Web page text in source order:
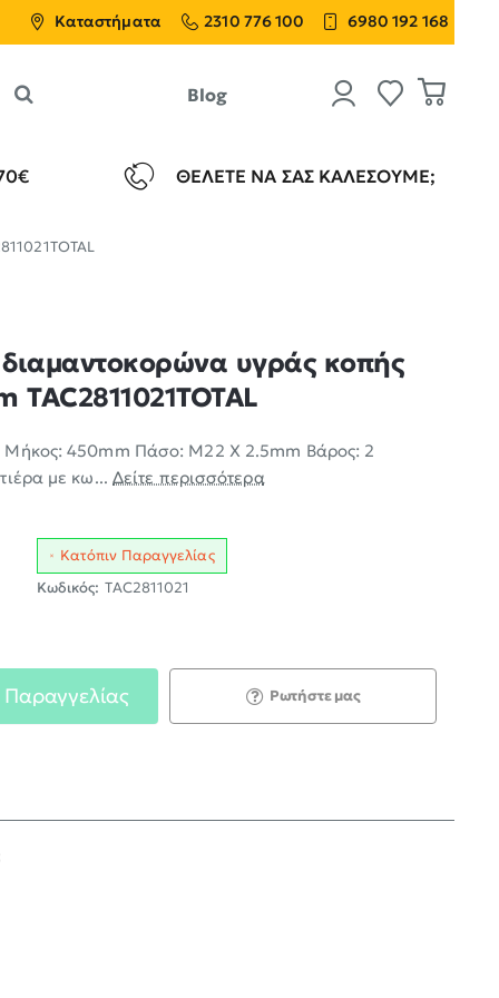
Καταστήματα 2310 776 100 6980 192 168
Blog
ΘΈΛΕΤΕ ΝΑ ΣΑΣ ΚΑΛΈΣΟΥΜΕ;
υγράς κοπής
Μήκος: 450mm Πάσο: Μ22 Χ 2.5mm Βάρος: 2
με κω... Δείτε περισσότερα
Κατόπιν Παραγγελίας
Κωδικός: TAC2811021
Παραγγελίας Ρωτήστε μας